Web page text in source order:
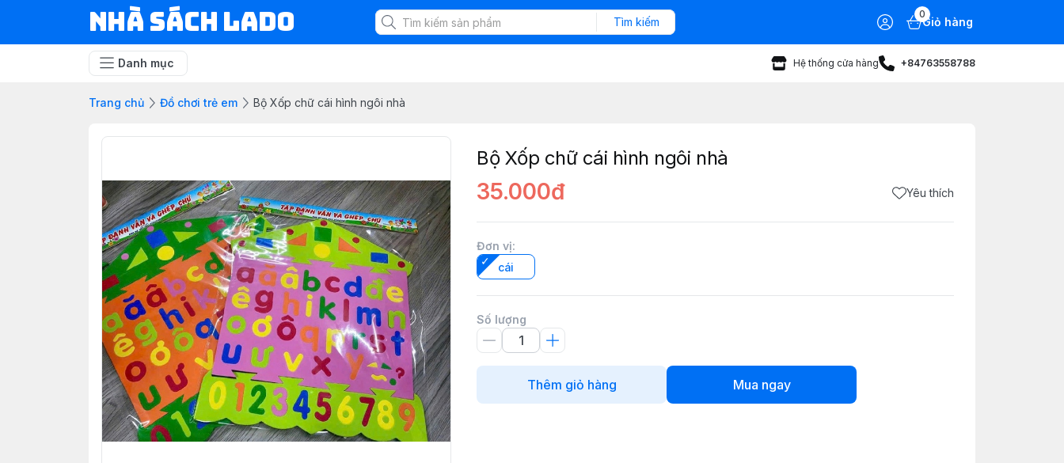
NHÀ SÁCH LADO Tìm kiếm
0
Giỏ hàng
Danh mục Hệ thống cửa hàng +84763558788
Trang chủ Đồ chơi trẻ em Bộ Xốp chữ cái hình ngôi nhà
Bộ Xốp chữ cái hình ngôi nhà
35.000đ Yêu thích
Đơn vị:
cái
Số lượng
Thêm giỏ hàng Mua ngay